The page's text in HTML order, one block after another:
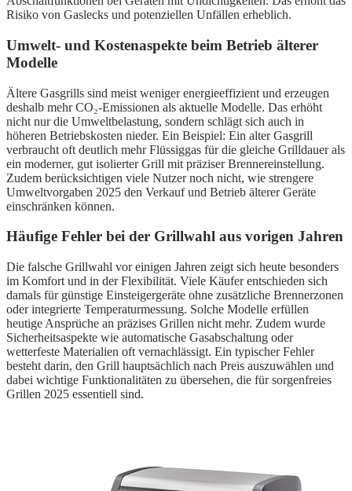
Risiko von Gaslecks und potenziellen Unfällen erheblich.
Umwelt- und Kostenaspekte beim Betrieb älterer
Modelle
Ältere Gasgrills sind meist weniger energieeffizient und erzeugen
deshalb mehr CO₂-Emissionen als aktuelle Modelle. Das erhöht
nicht nur die Umweltbelastung, sondern schlägt sich auch in
höheren Betriebskosten nieder. Ein Beispiel: Ein alter Gasgrill
verbraucht oft deutlich mehr Flüssiggas für die gleiche Grilldauer als
ein moderner, gut isolierter Grill mit präziser Brennereinstellung.
Zudem berücksichtigen viele Nutzer noch nicht, wie strengere
Umweltvorgaben 2025 den Verkauf und Betrieb älterer Geräte
einschränken können.
Häufige Fehler bei der Grillwahl aus vorigen Jahren
Die falsche Grillwahl vor einigen Jahren zeigt sich heute besonders
im Komfort und in der Flexibilität. Viele Käufer entschieden sich
damals für günstige Einsteigergeräte ohne zusätzliche Brennerzonen
oder integrierte Temperaturmessung. Solche Modelle erfüllen
heutige Ansprüche an präzises Grillen nicht mehr. Zudem wurde
Sicherheitsaspekte wie automatische Gasabschaltung oder
wetterfeste Materialien oft vernachlässigt. Ein typischer Fehler
besteht darin, den Grill hauptsächlich nach Preis auszuwählen und
dabei wichtige Funktionalitäten zu übersehen, die für sorgenfreies
Grillen 2025 essentiell sind.